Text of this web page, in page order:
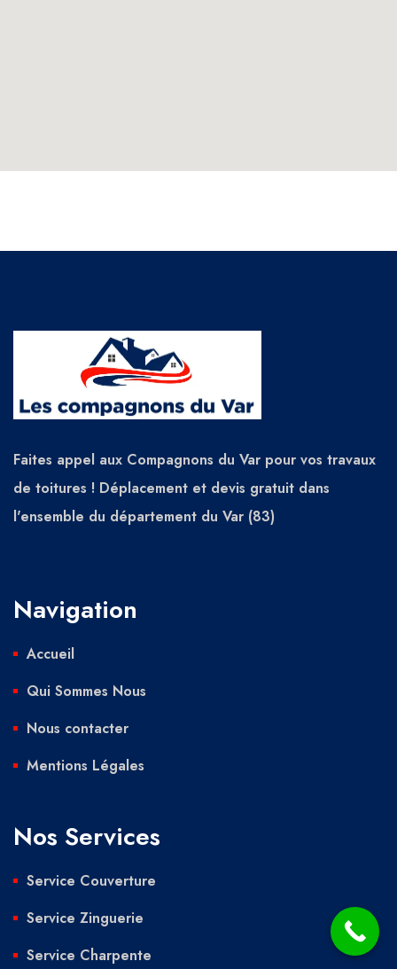
Faites appel aux Compagnons du Var pour vos travaux
de toitures ! Déplacement et devis gratuit dans
l'ensemble du département du Var (83)
Navigation
Accueil
Qui Sommes Nous
Nous contacter
Mentions Légales
Nos Services
Service Couverture
Service Zinguerie
Service Charpente